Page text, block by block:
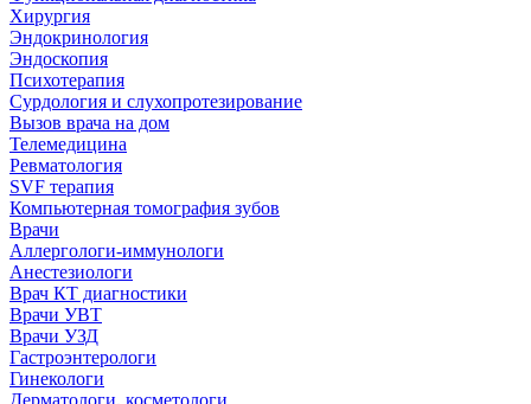
Хирургия
Эндокринология
Эндоскопия
Психотерапия
Сурдология и слухопротезирование
Вызов врача на дом
Телемедицина
Ревматология
SVF терапия
Компьютерная томография зубов
Врачи
Аллергологи-иммунологи
Анестезиологи
Врач КТ диагностики
Врачи УВТ
Врачи УЗД
Гастроэнтерологи
Гинекологи
Дерматологи, косметологи